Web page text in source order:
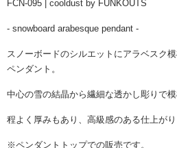
FCN-095 | cooldust by FUNKOUTS
- snowboard arabesque pendant -
スノーボードのシルエットにアラベスク
ペンダント。
中心の雪の結晶から繊細な透かし彫りで模
程よく厚みもあり、高級感のある仕上がり
※ペンダントトップでの販売です。